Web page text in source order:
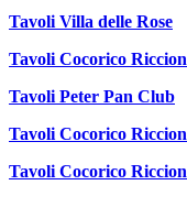
Tavoli Villa delle Rose
Tavoli Cocorico
Tavoli Peter Pan Club
Tavoli Cocorico
Tavoli Cocorico